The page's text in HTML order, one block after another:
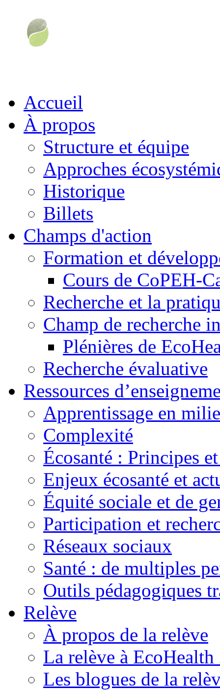
Accueil
À propos
Structure et équipe
Approches
Historique
Billets
Champs d'action
Formation et
Cours de CoPEH-
Recherche et la
Champ de recherche
Plénières de
Recherche évaluative
Ressources
Apprentissage en
Complexité
Écosanté : Principes
Enjeux écosanté et
Équité sociale et de
Participation et
Réseaux sociaux
Santé : de multiples
Outils pédagogiques
Relève
À propos de la relève
La relève à EcoHealth
Les blogues de la